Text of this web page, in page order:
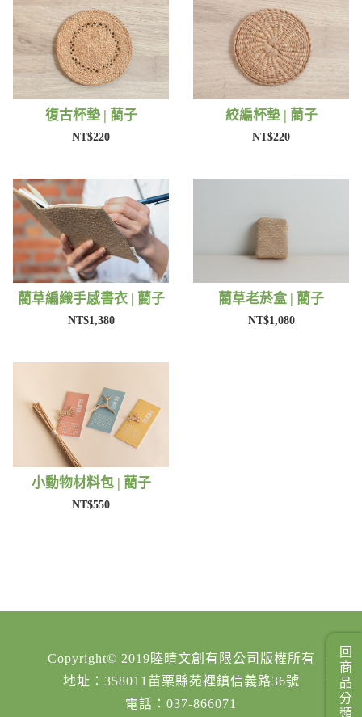
復古杯墊 | 藺子
NT$220
絞編杯墊 | 藺子
NT$220
藺草編織手感書衣 | 藺子
NT$1,380
藺草老菸盒 | 藺子
NT$1,080
小動物材料包 | 藺子
NT$550
Copyright© 2019睦晴文創有限公司版權所有
地址：358011苗栗縣苑裡鎮信義路36號
電話：037-866071
回商品分類